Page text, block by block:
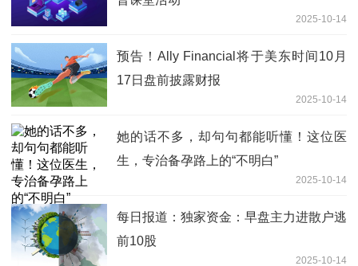
2025-10-14
预告！Ally Financial将于美东时间10月
17日盘前披露财报
2025-10-14
她的话不多，却句句都能听懂！这位医
生，专治备孕路上的“不明白”
2025-10-14
每日报道：独家资金：早盘主力进散户逃
前10股
2025-10-14